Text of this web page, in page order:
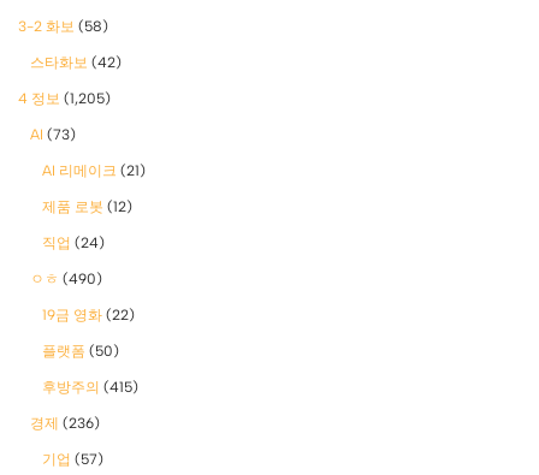
3-2 화보 (58)
스타화보 (42)
4 정보 (1,205)
AI (73)
AI 리메이크 (21)
제품 로봇 (12)
직업 (24)
ㅇㅎ (490)
19금 영화 (22)
플랫폼 (50)
후방주의 (415)
경제 (236)
기업 (57)